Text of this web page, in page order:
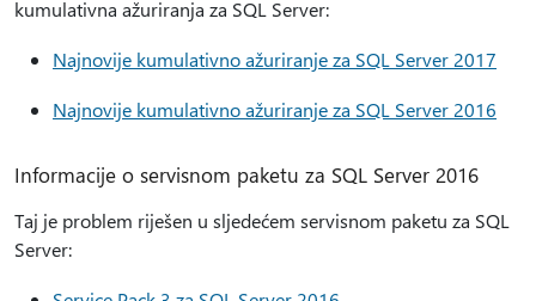
kumulativna ažuriranja za SQL Server:
Najnovije kumulativno ažuriranje za SQL Server 2017
Najnovije kumulativno ažuriranje za SQL Server 2016
Informacije o servisnom paketu za SQL Server 2016
Taj je problem riješen u sljedećem servisnom paketu za SQL
Server: